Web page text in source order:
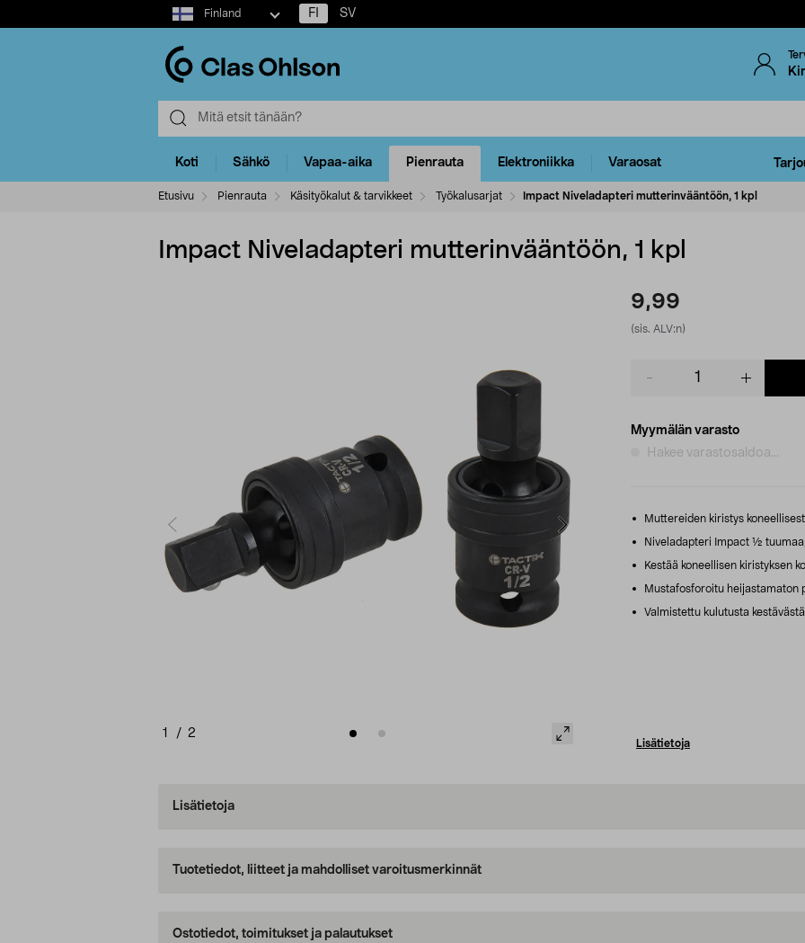
Select
market
Finland FI SV
Koti Sähkö Vapaa-aika Pienrauta Elektroniikka Varaosat
Etusivu Pienrauta Käsityökalut & tarvikkeet Työkalusarjat Impact Niveladapteri mutterinvääntöön, 1 kpl
Impact Niveladapteri mutterinvääntöön, 1 kpl
1 / 2
9,99
(sis. ALV:n)
Myymälän varasto
Hakee varastosaldoa...
Muttereiden kiristys
Niveladapteri Impact ½
Kestää koneellisen kiristyksen
Mustafosforoitu heijastamaton
Valmistettu kulutusta
Lisätietoja
Lisätietoja
Tuotetiedot, liitteet ja mahdolliset varoitusmerkinnät
Ostotiedot, toimitukset ja palautukset